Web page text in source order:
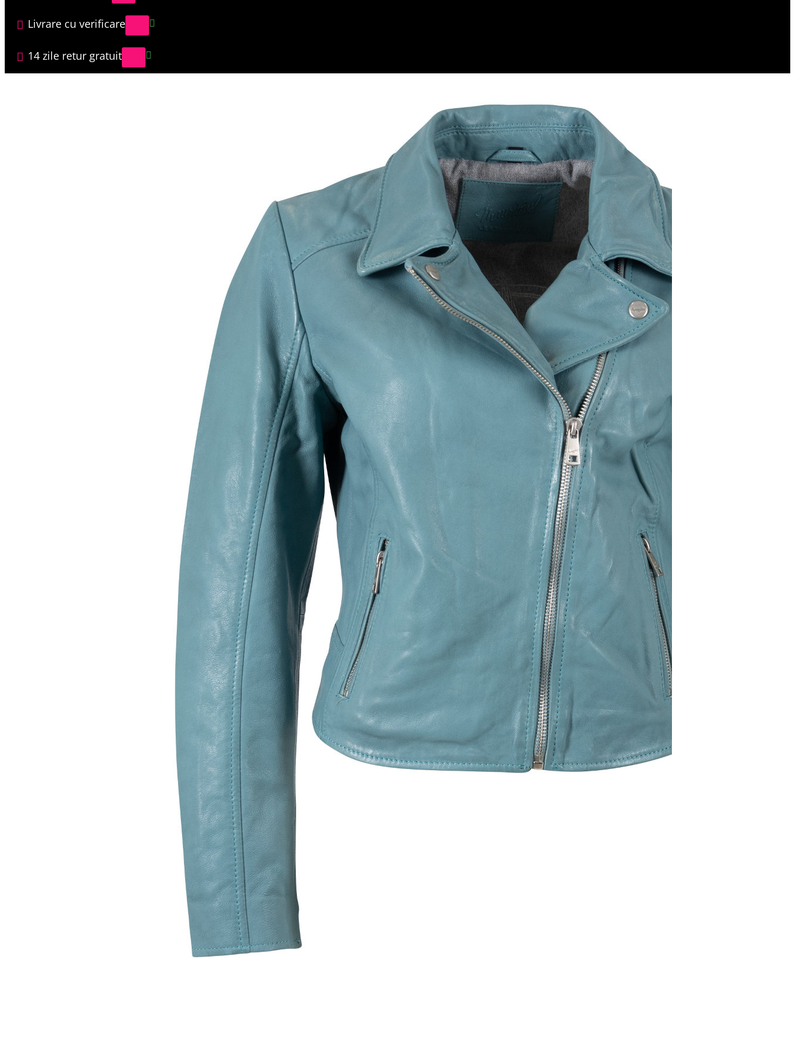
Livrare cu verificare
14 zile retur gratuit